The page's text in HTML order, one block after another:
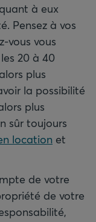
à eux
Pensez à vos
vous vous
20 à 40
plus
la possibilité
plus
sûr toujours
location et
de votre
de votre